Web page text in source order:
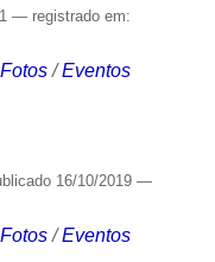
— registrado em:
Fotos /Eventos
16/10/2019 —
Fotos /Eventos